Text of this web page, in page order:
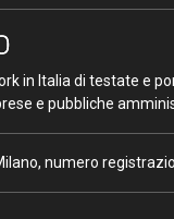
in Italia di testate e
e pubbliche
numero